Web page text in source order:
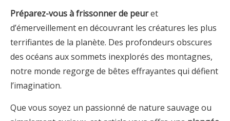
Préparez-vous à frissonner de peuret
d’émerveillement en découvrant les créatures les plus
terrifiantes de la planète. Des profondeurs obscures
des océans aux sommets inexplorés des montagnes,
notre monde regorge de bêtes effrayantes qui défient
l’imagination.
Que vous soyez un passionné de nature sauvage ou